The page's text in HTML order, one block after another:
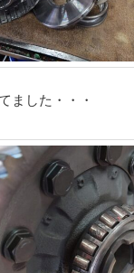
ました・・・